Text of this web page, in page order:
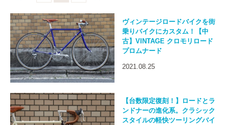
ヴィンテージロードバイクを街
乗りバイクにカスタム！【中
古】VINTAGE クロモリロード
プロムナード
2021.08.25
【台数限定復刻！】ロードとラ
ンドナーの進化系。クラシック
スタイルの軽快ツーリングバイ